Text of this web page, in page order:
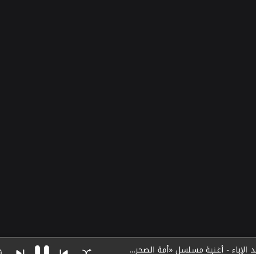
عهد الإباء - أغنية مسلسل «أمة الصحراء»